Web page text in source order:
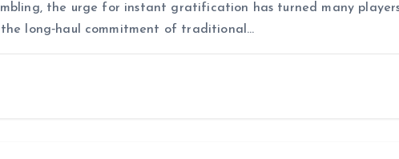
the urge for instant gratification has turned many
long‑haul commitment of traditional…